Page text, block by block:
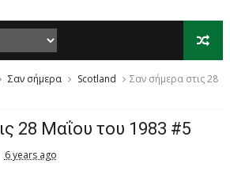
Σαν σήμερα Scotland
Σαν σήμερα στις 28
28 Μαΐου του 1983 #5
6 years ago